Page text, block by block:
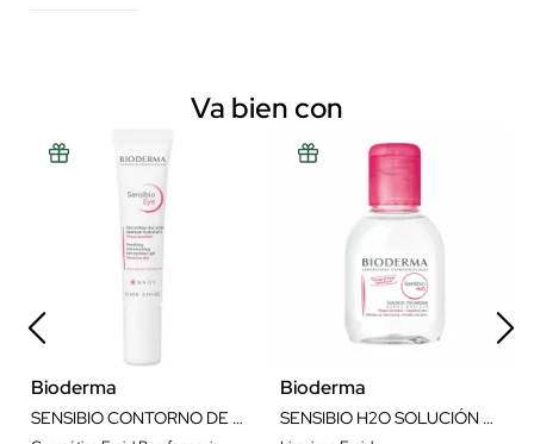
Va bien con
Bioderma
SENSIBIO CONTORNO DE OJOS GEL 15ML
Bioderma
SENSIBIO H2O SOLUCIÓN MICELAR